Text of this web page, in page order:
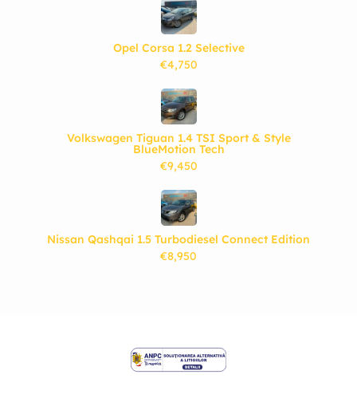
Opel Corsa 1.2 Selective
€4,750
Volkswagen Tiguan 1.4 TSI Sport & Style
BlueMotion Tech
€9,450
Nissan Qashqai 1.5 Turbodiesel Connect Edition
€8,950